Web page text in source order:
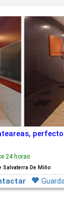
24 horas
Salvaterra De Miño